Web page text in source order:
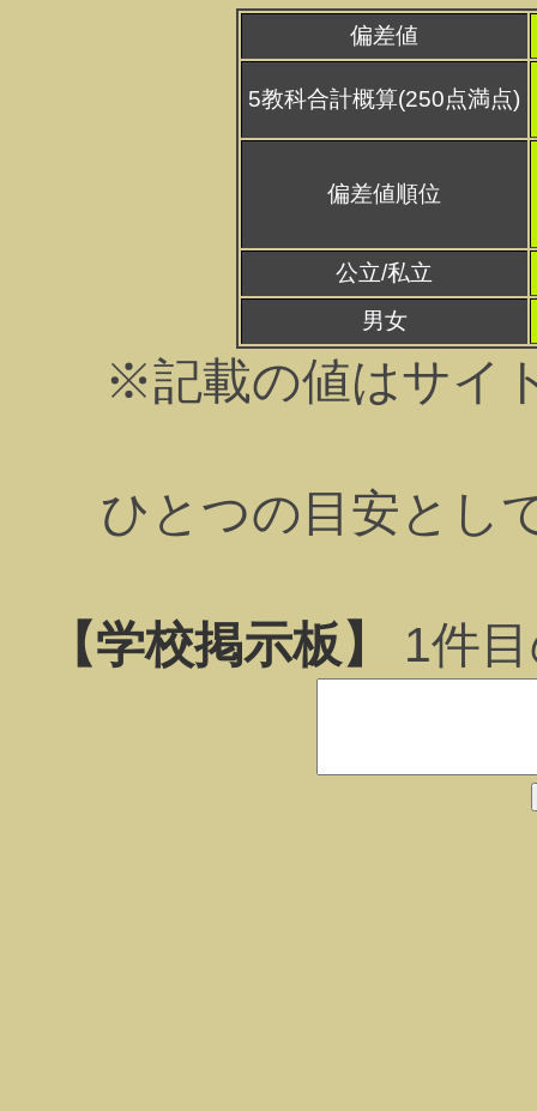
偏差値
5教科合計概算(250点満点)
偏差値順位
公立/私立
男女
※記載の値はサイ
ひとつの目安とし
【学校掲示板】 1件